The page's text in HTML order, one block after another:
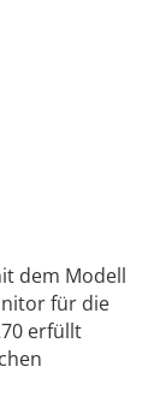
dem Modell
für die
erfüllt